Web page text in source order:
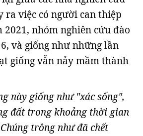
ra việc có người can thiệp
2021, nhóm nghiên cứu đào
và giống như những lần
giống vẫn nảy mầm thành
này giống như "xác sống",
đất trong khoảng thời gian
trông như đã chết